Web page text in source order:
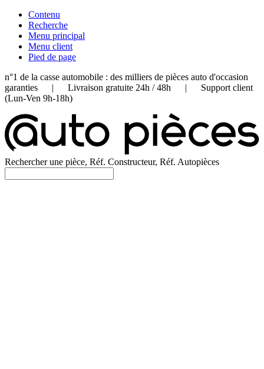
Contenu
Recherche
Menu principal
Menu client
Pied de page
n°1 de la casse automobile : des milliers de pièces auto d'occasion
garanties | Livraison gratuite 24h / 48h | Support client
(Lun-Ven 9h-18h)
Rechercher une pièce, Réf. Constructeur, Réf. Autopièces